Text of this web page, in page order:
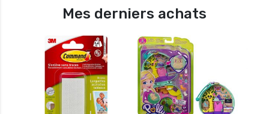
Mes derniers achats